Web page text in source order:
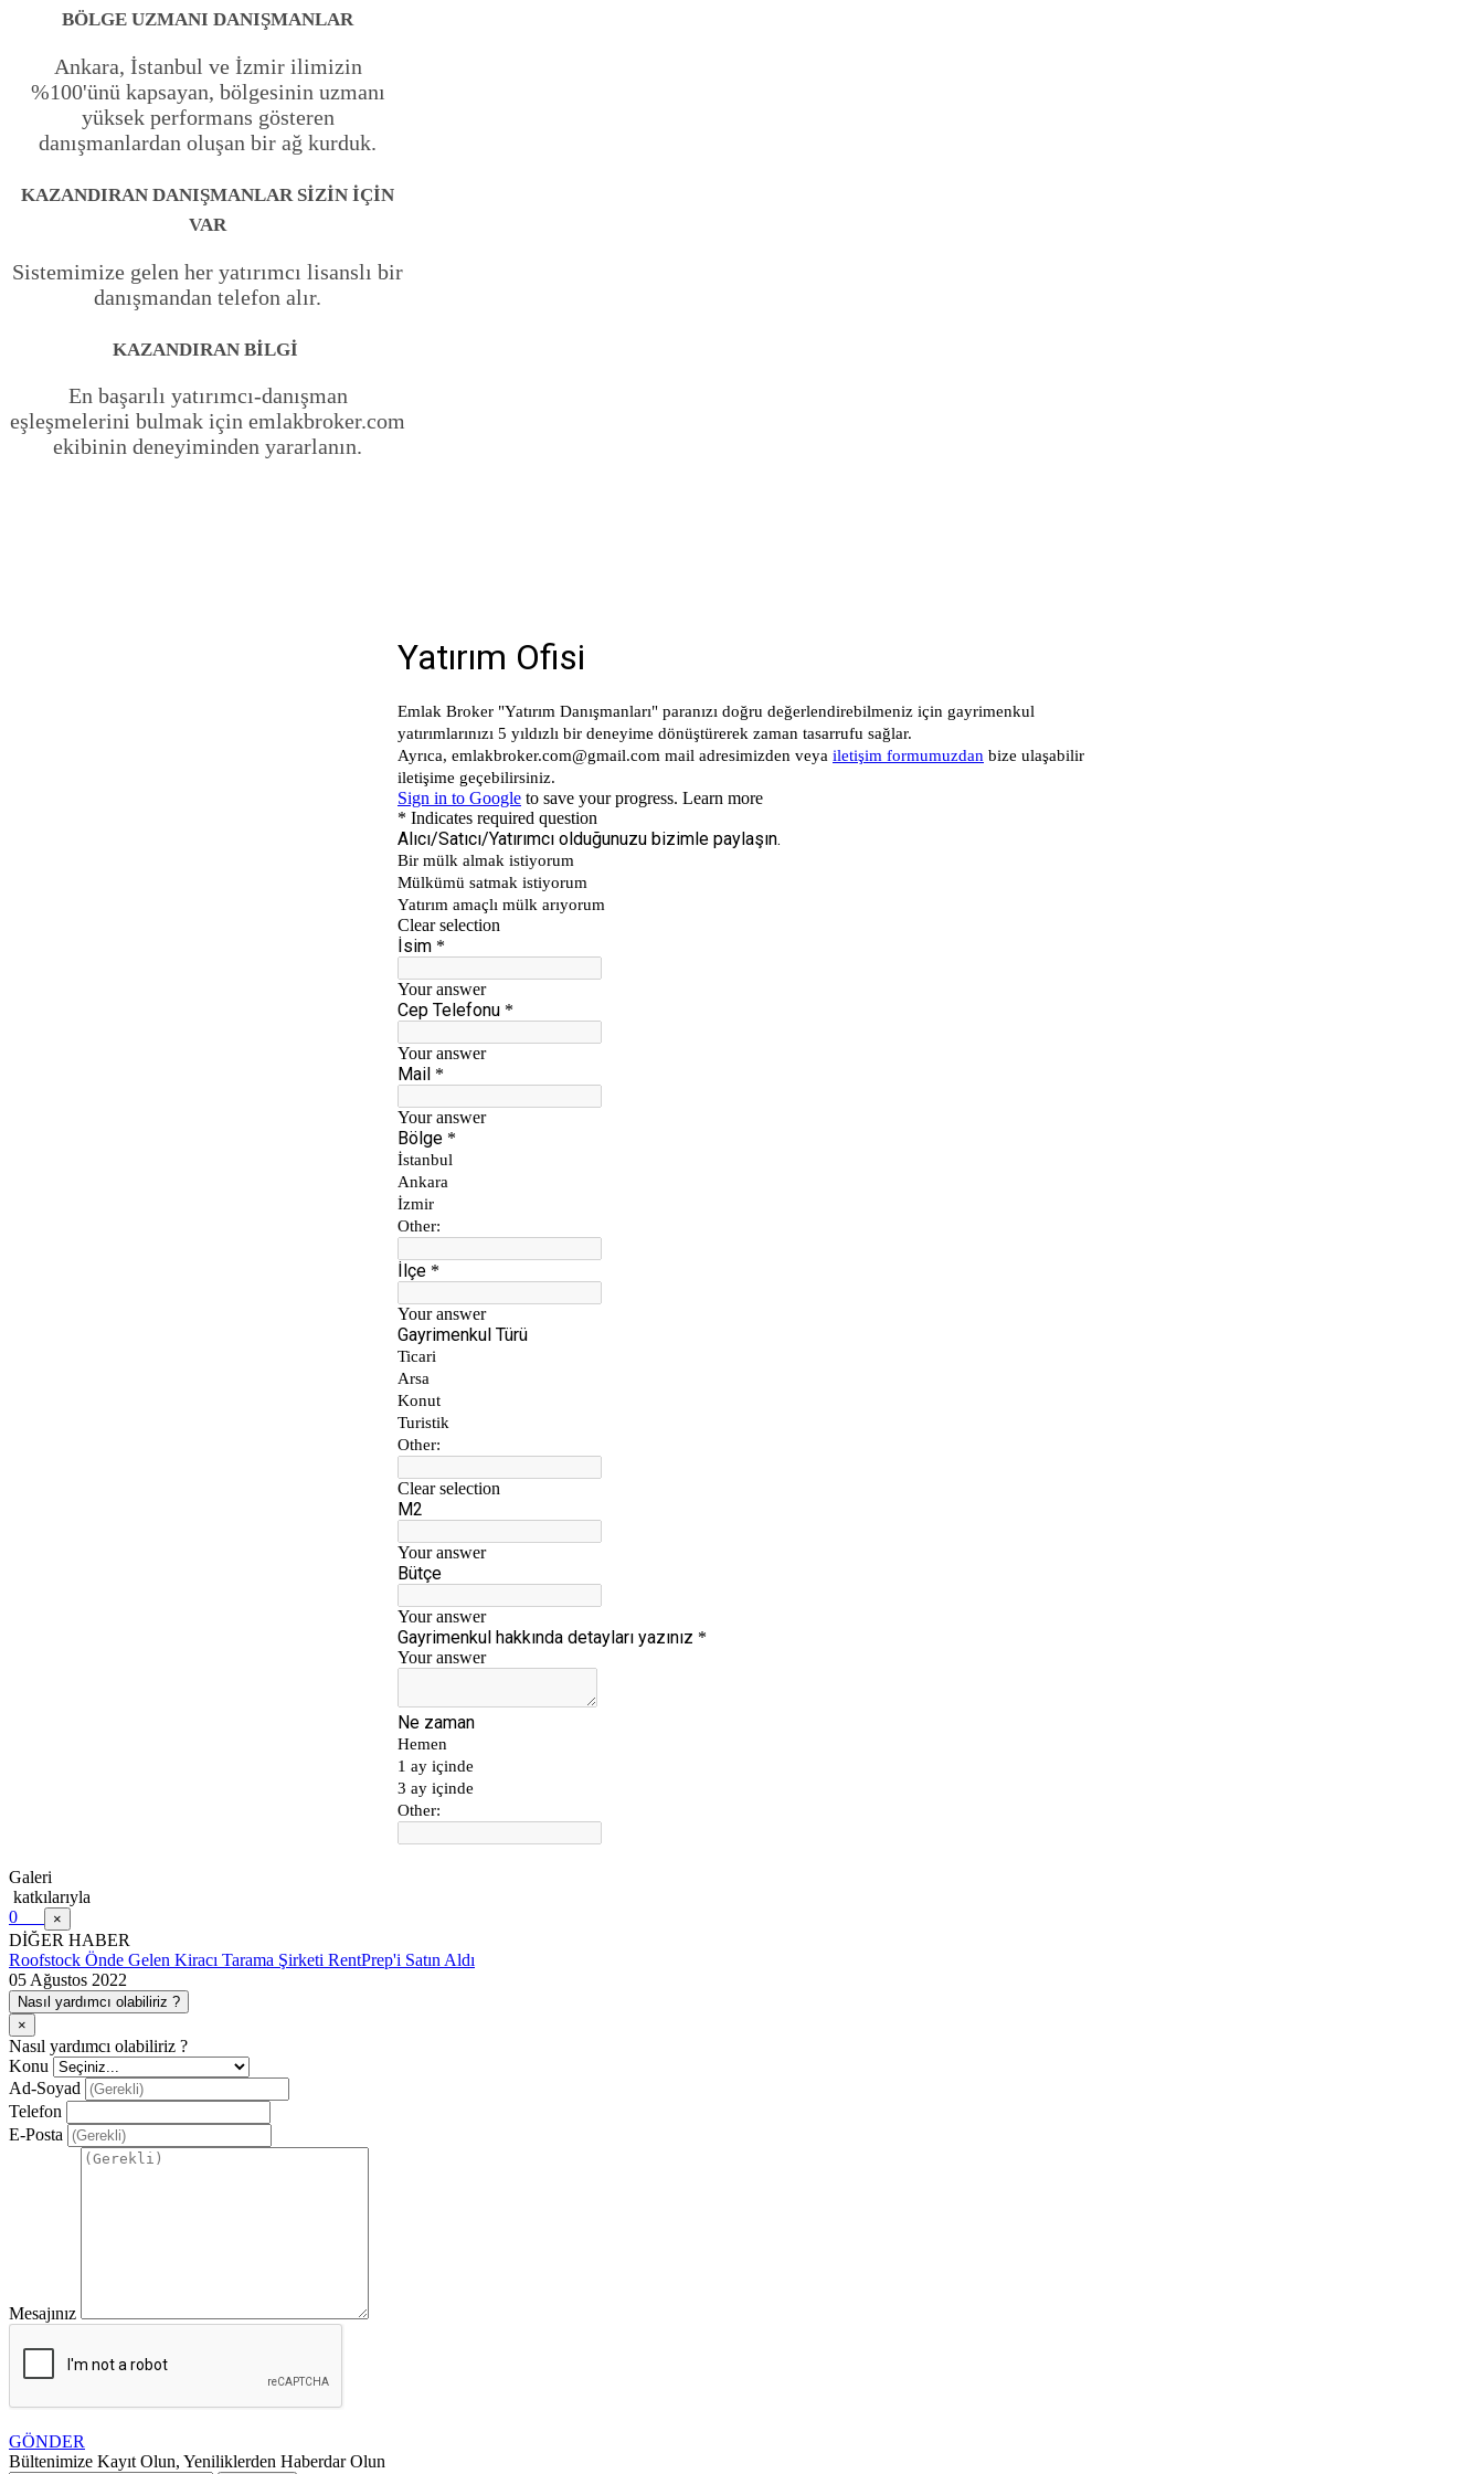
BÖLGE UZMANI DANIŞMANLAR
Ankara, İstanbul ve İzmir ilimizin
%100'ünü kapsayan, bölgesinin uzmanı
yüksek performans gösteren
danışmanlardan oluşan bir ağ kurduk.
KAZANDIRAN DANIŞMANLAR SİZİN İÇİN
VAR
Sistemimize gelen her yatırımcı lisanslı bir
danışmandan telefon alır.
KAZANDIRAN BİLGİ
En başarılı yatırımcı-danışman
eşleşmelerini bulmak için emlakbroker.com
ekibinin deneyiminden yararlanın.
Galeri
katkılarıyla
0
×
DİĞER HABER
Roofstock Önde Gelen Kiracı Tarama Şirketi RentPrep'i Satın Aldı
05 Ağustos 2022
Nasıl yardımcı olabiliriz ?
×
Nasıl yardımcı olabiliriz ?
Konu
Ad-Soyad
Telefon
E-Posta
Mesajınız
GÖNDER
Bültenimize Kayıt Olun, Yeniliklerden Haberdar Olun